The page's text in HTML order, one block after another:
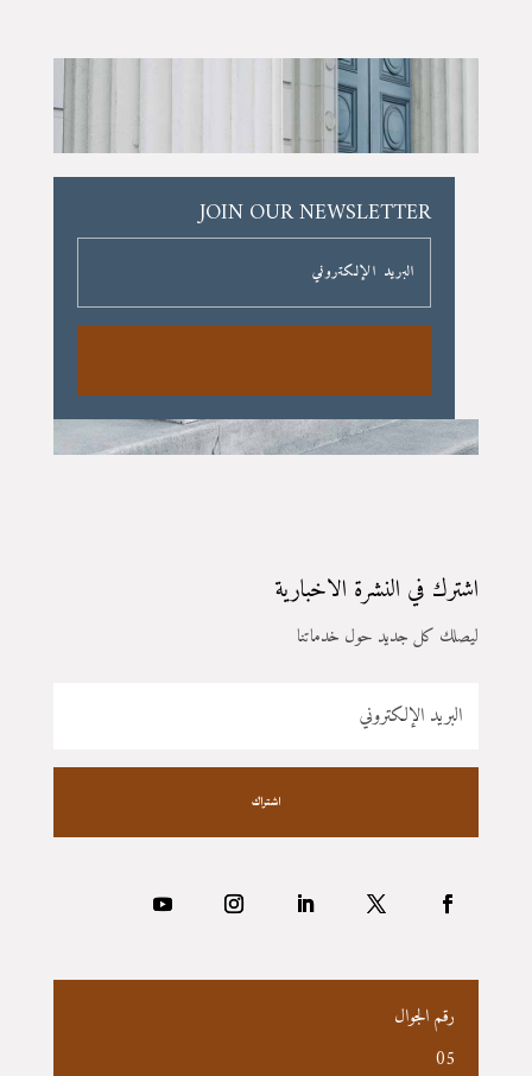
JOIN OUR NEWSLETTER
اشترك في النشرة الاخبارية
ليصلك كل جديد حول خدماتنا
اشتراك
رقم الجوال
05